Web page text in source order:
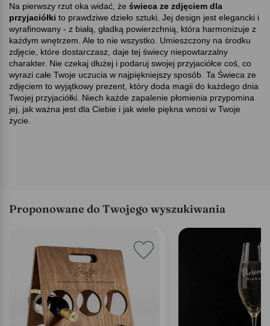
Na pierwszy rzut oka widać, że świeca ze zdjęciem dla
przyjaciółki to prawdziwe dzieło sztuki. Jej design jest elegancki i
wyrafinowany - z białą, gładką powierzchnią, która harmonizuje z
każdym wnętrzem. Ale to nie wszystko. Umieszczony na środku
zdjęcie, które dostarczasz, daje tej świecy niepowtarzalny
charakter. Nie czekaj dłużej i podaruj swojej przyjaciółce coś, co
wyrazi całe Twoje uczucia w najpiękniejszy sposób. Ta Świeca ze
zdjęciem to wyjątkowy prezent, który doda magii do każdego dnia
Twojej przyjaciółki. Niech każde zapalenie płomienia przypomina
jej, jak ważna jest dla Ciebie i jak wiele piękna wnosi w Twoje
życie.
Proponowane do Twojego wyszukiwania